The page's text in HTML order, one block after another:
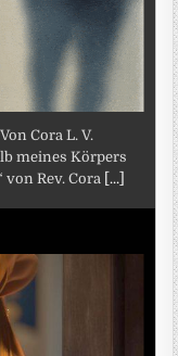
Cora L. V.
meines Körpers
Rev. Cora [...]